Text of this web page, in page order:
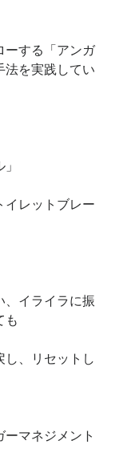
ーする「アンガ
法を実践してい
イレットブレー
、イライラに振
も
し、リセットし
マネジメント